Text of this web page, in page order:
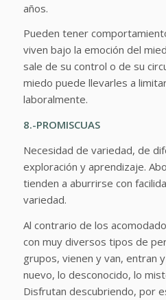
años.
Pueden tener
viven bajo la emoción del
sale de su control o de su
miedo puede llevarles a
laboralmente.
8.-PROMISCUAS
Necesidad de variedad, de
exploración y aprendizaje.
tienden a aburrirse con
variedad.
Al contrario de los
con muy diversos tipos de
grupos, vienen y van, entran
nuevo, lo desconocido, lo
Disfrutan descubriendo, por